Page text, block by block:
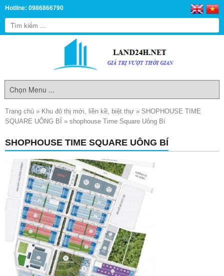
Hotline: 0986866790
Trang chủ » Khu đô thị mới, liền kề, biệt thự » SHOPHOUSE TIME
SQUARE UÔNG BÍ » shophouse Time Square Uông Bí
SHOPHOUSE TIME SQUARE UÔNG BÍ